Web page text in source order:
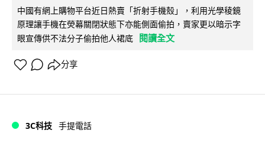
中國有網上購物平台近日熱賣「折射手機殼」，利用光學稜鏡
原理讓手機在熒幕關閉狀態下亦能側面偷拍，賣家更以暗示字
眼宣傳供不法分子偷拍他人裙底
閱讀全文
分享
3C科技 手提電話